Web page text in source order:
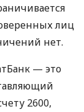
лиц
нет.
— это
2600,